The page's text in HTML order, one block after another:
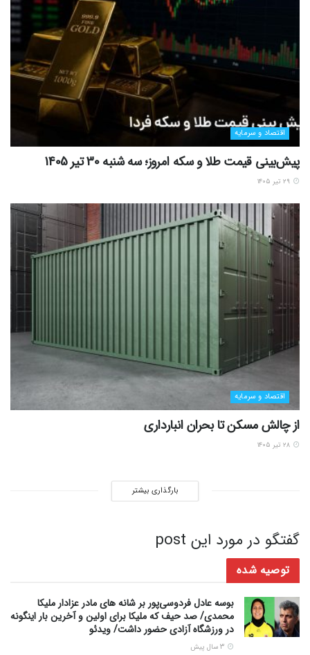
اقتصاد و سرمایه
پیش‌بینی قیمت طلا و سکه امروز؛ سه شنبه 30 تیر 1405
اقتصاد و سرمایه
از چالش مسکن تا بحران انبارداری
بارگذاری بیشتر
گفتگو در مورد این post
توصیه شده
بوسه عادل فردوسی‌پور بر شانه های مادر عزادار ملیکا
محمدی/ صد حیف که ملیکا برای اولین و آخرین بار اینگونه
در ورزشگاه آزادی حضور داشت/ ویدئو